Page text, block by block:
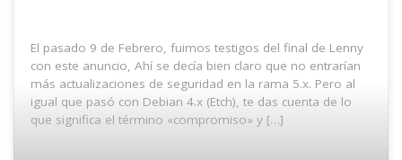
El pasado 9 de Febrero, fuimos testigos del final de Lenny
con este anuncio, Ahí se decía bien claro que no entrarían
más actualizaciones de seguridad en la rama 5.x. Pero al
igual que pasó con Debian 4.x (Etch), te das cuenta de lo
que significa el término «compromiso» y […]